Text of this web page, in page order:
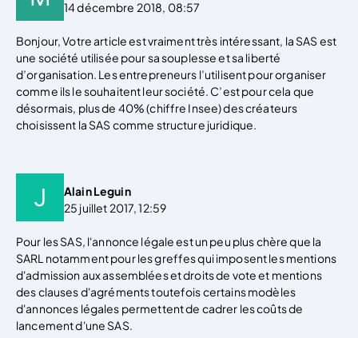
14 décembre 2018, 08:57
Bonjour, Votre article est vraiment très intéressant, la SAS est
une société utilisée pour sa souplesse et sa liberté
d’organisation. Les entrepreneurs l’utilisent pour organiser
comme ils le souhaitent leur société. C’est pour cela que
désormais, plus de 40% (chiffre Insee) des créateurs
choisissent la SAS comme structure juridique.
Alain Leguin
25 juillet 2017, 12:59
Pour les SAS, l'annonce légale est un peu plus chère que la
SARL notamment pour les greffes qui imposent les mentions
d'admission aux assemblées et droits de vote et mentions
des clauses d'agréments toutefois certains modèles
d'annonces légales permettent de cadrer les coûts de
lancement d'une SAS.